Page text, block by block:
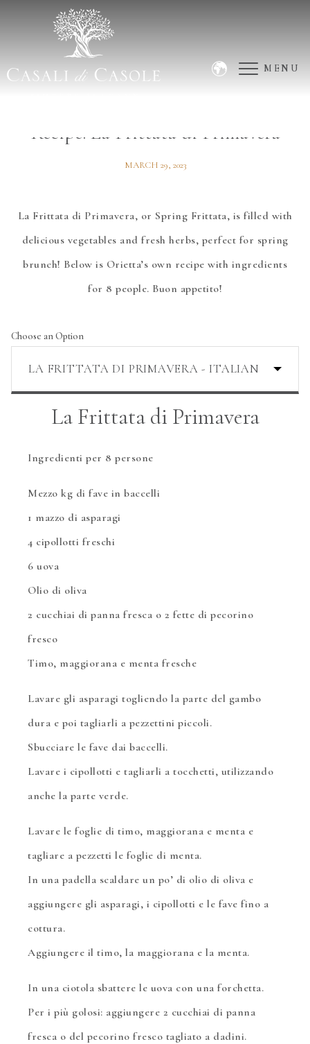
MENU
Recipe: La Frittata di Primavera
MARCH 29, 2023
La Frittata di Primavera, or Spring Frittata, is filled with
delicious vegetables and fresh herbs, perfect for spring
brunch! Below is Orietta’s own recipe with ingredients
for 8 people. Buon appetito!
Choose an Option
La Frittata di Primavera
Ingredienti per 8 persone
Mezzo kg di fave in baccelli
1 mazzo di asparagi
4 cipollotti freschi
6 uova
Olio di oliva
2 cucchiai di panna fresca o 2 fette di pecorino
fresco
Timo, maggiorana e menta fresche
Lavare gli asparagi togliendo la parte del gambo
dura e poi tagliarli a pezzettini piccoli.
Sbucciare le fave dai baccelli.
Lavare i cipollotti e tagliarli a tocchetti, utilizzando
anche la parte verde.
Lavare le foglie di timo, maggiorana e menta e
tagliare a pezzetti le foglie di menta.
In una padella scaldare un po’ di olio di oliva e
aggiungere gli asparagi, i cipollotti e le fave fino a
cottura.
Aggiungere il timo, la maggiorana e la menta.
In una ciotola sbattere le uova con una forchetta.
Per i più golosi: aggiungere 2 cucchiai di panna
fresca o del pecorino fresco tagliato a dadini.